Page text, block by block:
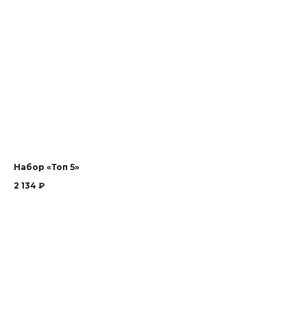
Набор «Топ 5»
2 134 ₽